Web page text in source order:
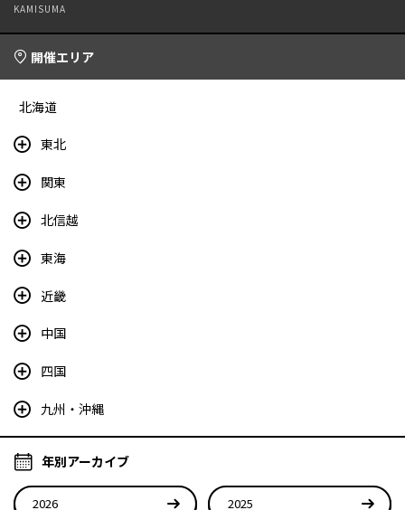
KAMISUMA
開催エリア
北海道
東北
関東
北信越
東海
近畿
中国
四国
九州・沖縄
年別アーカイブ
2026 2025